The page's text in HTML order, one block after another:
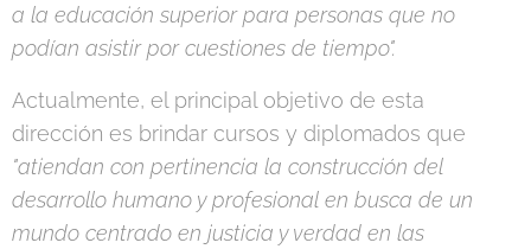
a la educación superior para personas que no
podían asistir por cuestiones de tiempo".
Actualmente, el principal objetivo de esta
dirección es brindar cursos y diplomados que
"atiendan con pertinencia la construcción del
desarrollo humano y profesional en busca de un
mundo centrado en justicia y verdad en las